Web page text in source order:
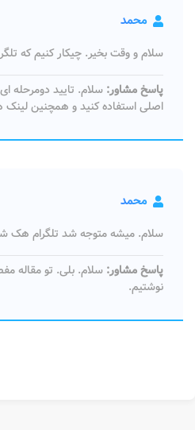
محمد
سلام و وقت بخیر. چیکار کنیم که
پاسخ مشاور: سلام. تایید دومرحله
اصلی استفاده کنید و همچنین لینک
محمد
سلام. میشه متوجه شد تلگرام هک
پاسخ مشاور: سلام. بلی. تو مقاله
نوشتیم.